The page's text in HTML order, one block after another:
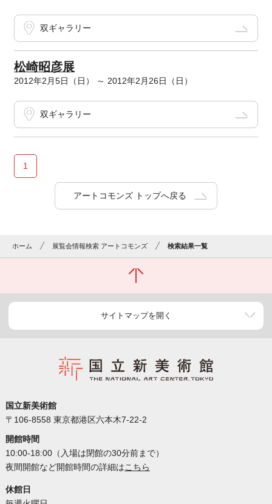
双ギャラリー
松崎昭彦展
2012年2月5日（日） ～ 2012年2月26日（日）
双ギャラリー
1
アートコモンズ トップへ戻る
ホーム 展覧会情報検索 アートコモンズ 検索結果一覧
サイトマップを開く
国立新美術館
〒106-8558 東京都港区六本木7-22-2
開館時間
10:00-18:00（入場は閉館の30分前まで）
夜間開館など開館時間の詳細はこちら
休館日